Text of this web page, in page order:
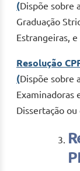
(Dispõe sobre
Graduação
Estrangeiras,
Resolução
(Dispõe sobre
Examinadoras
Dissertação ou